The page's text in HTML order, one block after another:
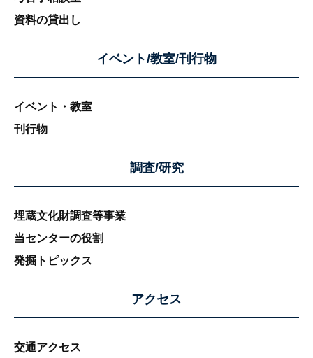
資料の貸出し
イベント/教室/刊行物
イベント・教室
刊行物
調査/研究
埋蔵文化財調査等事業
当センターの役割
発掘トピックス
アクセス
交通アクセス